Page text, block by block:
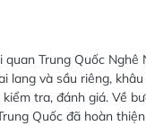
Trung Quốc
và sầu riêng,
tra, đánh giá. Về
Quốc đã hoàn